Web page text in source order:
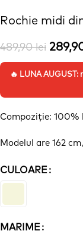
Rochie midi
489,90lei
🔥 LUNA AUGUST:
Compoziție: 100%
Modelul are 162
CULOARE
MARIME